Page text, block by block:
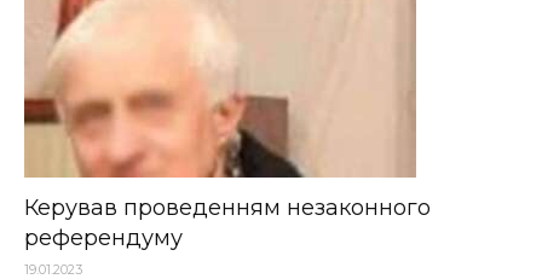
Керував проведенням незаконного
референдуму
19.01.2023